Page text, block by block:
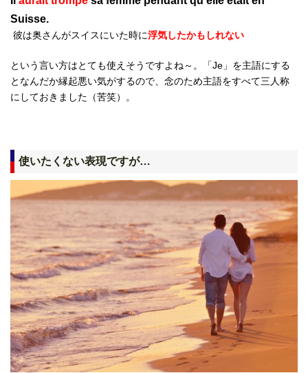
Suisse.
彼は奥さんがスイスにいた時に浮気したかもしれない
という言い方はとても使えそうですよね～。「Je」を主語にする
となんだか縁起悪い気がするので、念のため主語をすべて三人称
にしておきました（苦笑）。
使いたくない表現ですが…